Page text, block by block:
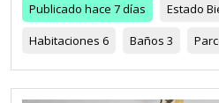
Publicado hace 7 días Estado
Habitaciones 6 Baños 3